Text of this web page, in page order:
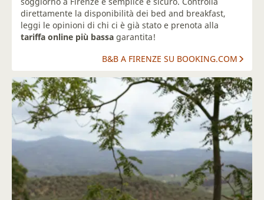
direttamente la disponibilità dei bed and breakfast,
leggi le opinioni di chi ci è già stato e prenota alla
tariffa online più bassa garantita!
B&B A FIRENZE SU BOOKING.COM